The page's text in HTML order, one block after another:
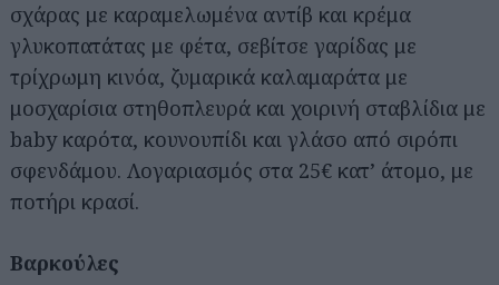
σχάρας με καραμελωμένα αντίβ και κρέμα
γλυκοπατάτας με φέτα, σεβίτσε γαρίδας με
τρίχρωμη κινόα, ζυμαρικά καλαμαράτα με
μοσχαρίσια στηθοπλευρά και χοιρινή σταβλίδια με
baby καρότα, κουνουπίδι και γλάσο από σιρόπι
σφενδάμου. Λογαριασμός στα 25€ κατ’ άτομο, με
ποτήρι κρασί.
Βαρκούλες